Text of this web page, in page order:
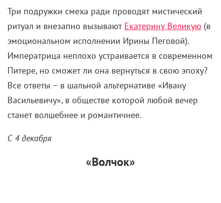
Три подружки смеха ради проводят мистический
ритуал и внезапно вызывают Екатерину Великую (в
эмоциональном исполнении Ирины Пеговой).
Императрица неплохо устраивается в современном
Питере, но сможет ли она вернуться в свою эпоху?
Все ответы – в шальной альтернативе «Ивану
Васильевичу», в обществе которой любой вечер
станет волшебнее и романтичнее.
С 4 декабря
«Волчок»